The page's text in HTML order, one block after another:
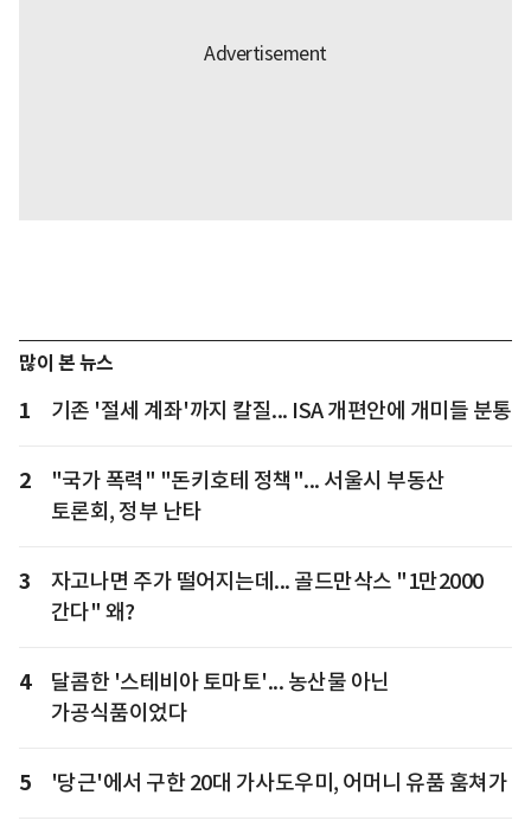
많이 본 뉴스
1 기존 '절세 계좌'까지 칼질... ISA 개편안에 개미들 분통
2
"국가 폭력" "돈키호테 정책"... 서울시 부동산
토론회, 정부 난타
3
자고나면 주가 떨어지는데... 골드만삭스 "1만2000
간다" 왜?
4
달콤한 '스테비아 토마토'... 농산물 아닌
가공식품이었다
5 '당근'에서 구한 20대 가사도우미, 어머니 유품 훔쳐가